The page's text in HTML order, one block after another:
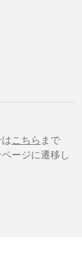
こちら まで
ージに遷移し